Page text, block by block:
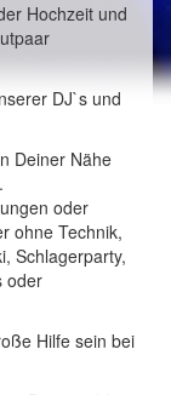
Hochzeit und
DJ`s und
Deiner Nähe
oder
ohne Technik,
Schlagerparty,
oder
Hilfe sein bei